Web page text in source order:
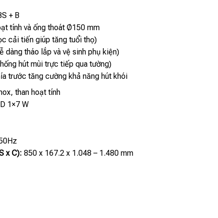
+ B
tính và ống thoát Ø150 mm
cải tiến giúp tăng tuổi thọ)
dàng tháo lắp và vệ sinh phụ kiện)
hút mùi trực tiếp qua tường)
trước tăng cường khả năng hút khói
than hoạt tính
1×7 W
x C): 850 x 167.2 x 1.048 – 1.480 mm